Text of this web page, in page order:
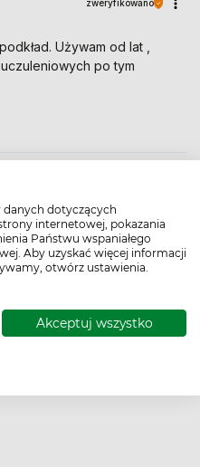
danych dotyczących
internetowej, pokazania
Państwu wspaniałego
Aby uzyskać więcej informacji
otwórz ustawienia.
Akceptuj wszystko
zweryfikowano
Używam od lat ,
po tym
zweryfikowano